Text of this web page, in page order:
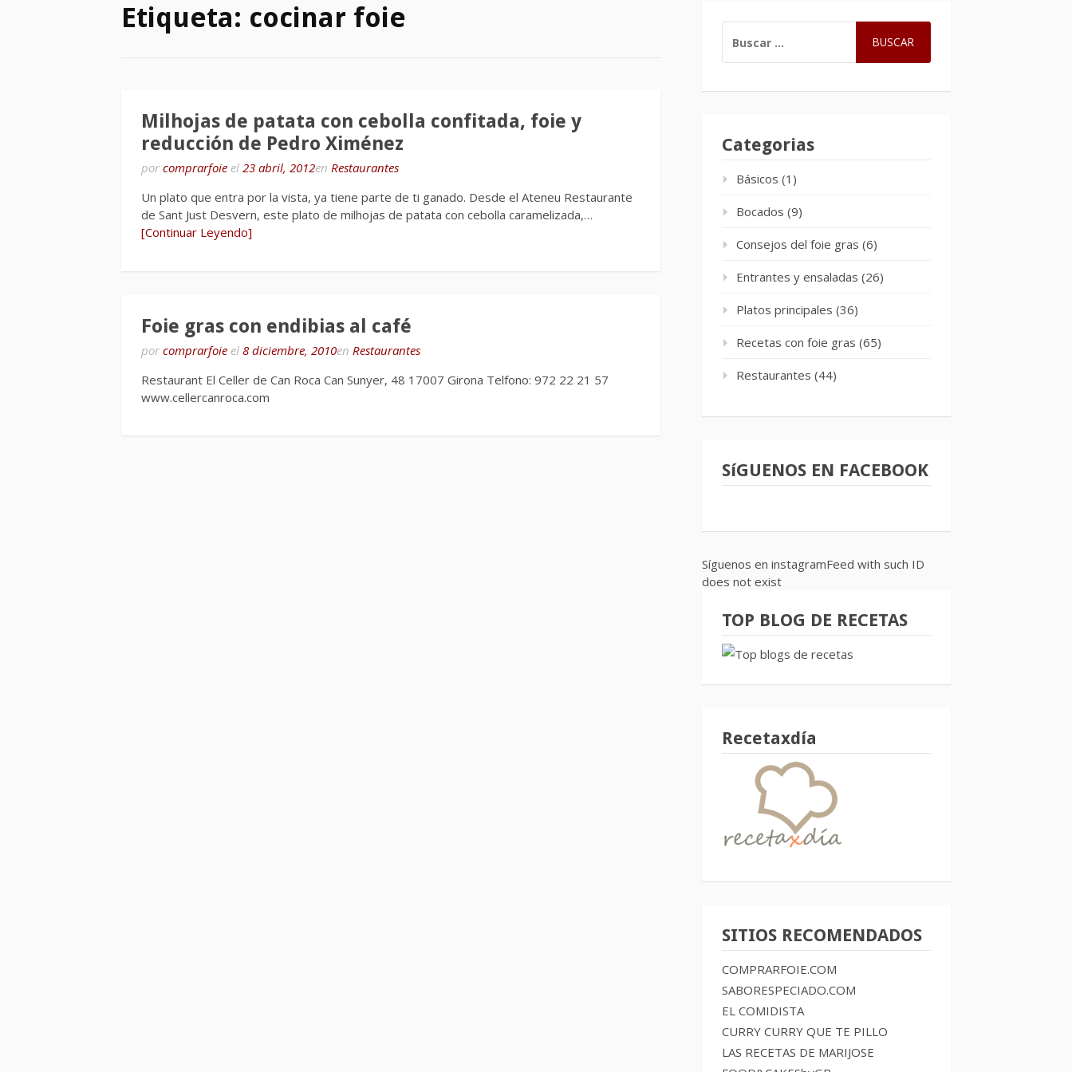
Etiqueta: cocinar foie
Milhojas de patata con cebolla confitada, foie y
reducción de Pedro Ximénez
por comprarfoie el 23 abril, 2012en Restaurantes
Un plato que entra por la vista, ya tiene parte de ti ganado. Desde el Ateneu Restaurante
de Sant Just Desvern, este plato de milhojas de patata con cebolla caramelizada,…
[Continuar Leyendo]
Foie gras con endibias al café
por comprarfoie el 8 diciembre, 2010en Restaurantes
Restaurant El Celler de Can Roca Can Sunyer, 48 17007 Girona Telfono: 972 22 21 57
www.cellercanroca.com
Categorias
Básicos (1)
Bocados (9)
Consejos del foie gras (6)
Entrantes y ensaladas (26)
Platos principales (36)
Recetas con foie gras (65)
Restaurantes (44)
SíGUENOS EN FACEBOOK
Síguenos en instagramFeed with such ID
does not exist
TOP BLOG DE RECETAS
Recetaxdía
SITIOS RECOMENDADOS
COMPRARFOIE.COM
SABORESPECIADO.COM
EL COMIDISTA
CURRY CURRY QUE TE PILLO
LAS RECETAS DE MARIJOSE